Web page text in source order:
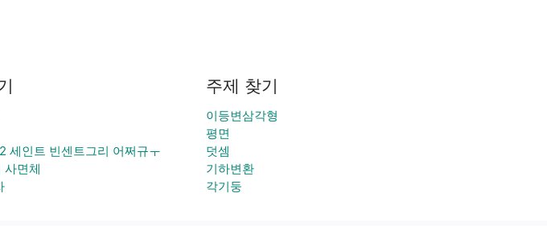
세인트 빈센트그리 어쩌규ㅜ
사면체
주제 찾기
이등변삼각형
평면
덧셈
기하변환
각기둥